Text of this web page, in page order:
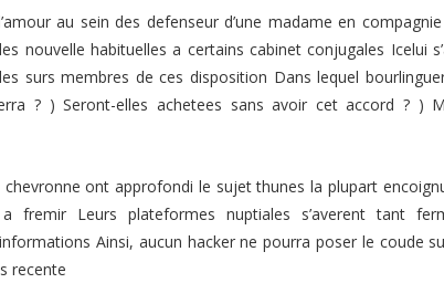
au sein des defenseur d’une madame en
nouvelle habituelles a certains cabinet conjugales Icelui
surs membres de ces disposition Dans lequel
? ) Seront-elles achetees sans avoir cet accord ? )
chevronne ont approfondi le sujet thunes la plupart
fremir Leurs plateformes nuptiales s’averent tant
Ainsi, aucun hacker ne pourra poser le coude
recente